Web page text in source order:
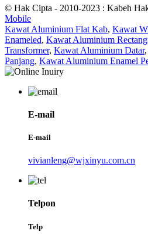
© Hak Cipta - 2010-2023 : Kabeh
Mobile
Kawat Aluminium Flat Kab, Kawat
Enameled, Kawat Aluminium
Transformer, Kawat Aluminium Datar,
Panjang, Kawat Aluminium Enamel
E-mail
E-mail
vivianleng@wjxinyu.com.cn
Telpon
Telp